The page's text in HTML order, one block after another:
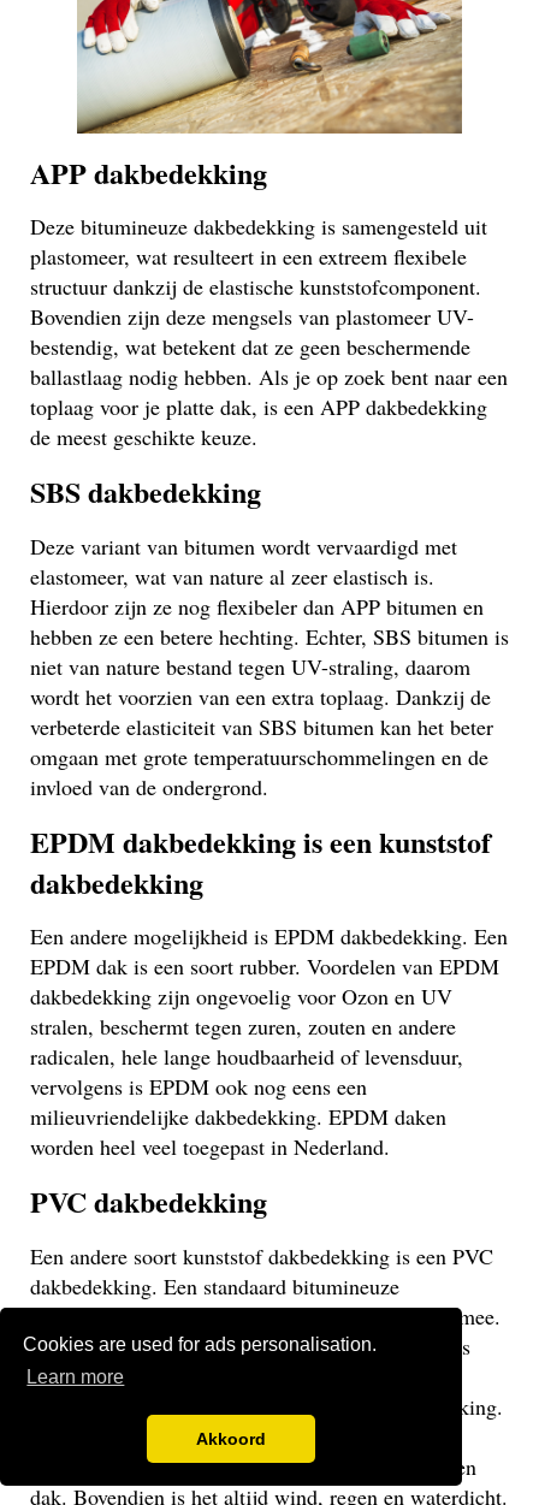
Cookies are used for ads personalisation.
Learn more
Akkoord
APP dakbedekking
Deze bitumineuze dakbedekking is samengesteld uit
plastomeer, wat resulteert in een extreem flexibele
structuur dankzij de elastische kunststofcomponent.
Bovendien zijn deze mengsels van plastomeer UV-
bestendig, wat betekent dat ze geen beschermende
ballastlaag nodig hebben. Als je op zoek bent naar een
toplaag voor je platte dak, is een APP dakbedekking
de meest geschikte keuze.
SBS dakbedekking
Deze variant van bitumen wordt vervaardigd met
elastomeer, wat van nature al zeer elastisch is.
Hierdoor zijn ze nog flexibeler dan APP bitumen en
hebben ze een betere hechting. Echter, SBS bitumen is
niet van nature bestand tegen UV-straling, daarom
wordt het voorzien van een extra toplaag. Dankzij de
verbeterde elasticiteit van SBS bitumen kan het beter
omgaan met grote temperatuurschommelingen en de
invloed van de ondergrond.
EPDM dakbedekking is een kunststof
dakbedekking
Een andere mogelijkheid is EPDM dakbedekking. Een
EPDM dak is een soort rubber. Voordelen van EPDM
dakbedekking zijn ongevoelig voor Ozon en UV
stralen, beschermt tegen zuren, zouten en andere
radicalen, hele lange houdbaarheid of levensduur,
vervolgens is EPDM ook nog eens een
milieuvriendelijke dakbedekking. EPDM daken
worden heel veel toegepast in Nederland.
PVC dakbedekking
Een andere soort kunststof dakbedekking is een PVC
dakbedekking. Een standaard bitumineuze
dakbedekking gaat veelal niet langer dan 15 jaar mee.
Een EPDM of PVC dak gaat veel langer mee en is
daarom een stuk duurzamer. Een PVC dak heeft
dezelfde eigenschappen als een EPDM dakbedekking.
Het gaat weliswaar iets minder lang mee dan een
EPDM dak, maar uiteraard langer dan een bitumen
dak. Bovendien is het altijd wind, regen en waterdicht.